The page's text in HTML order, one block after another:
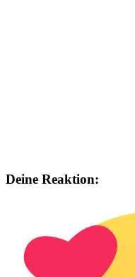
Deine Reaktion: